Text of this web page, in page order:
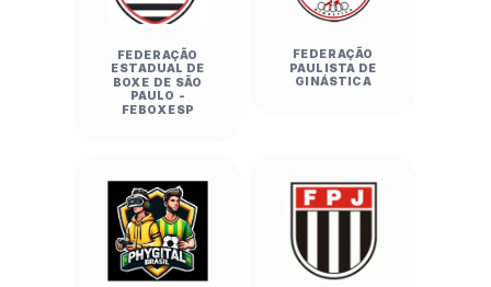
FEDERAÇÃO
ESTADUAL DE
BOXE DE SÃO
PAULO -
FEBOXESP
FEDERAÇÃO
PAULISTA DE
GINÁSTICA